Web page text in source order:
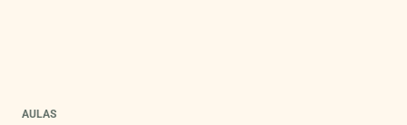
AULAS